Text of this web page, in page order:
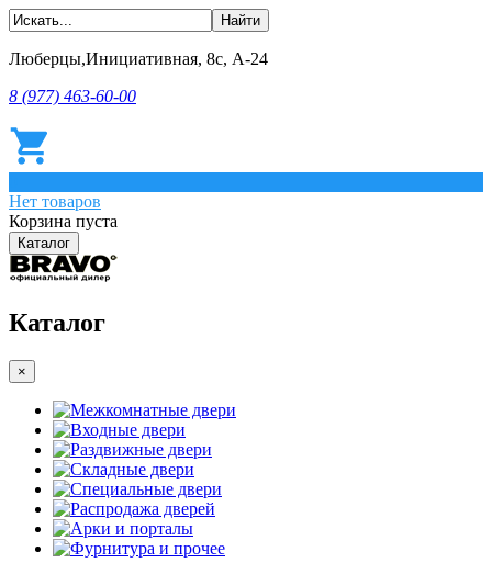
Люберцы,Инициативная, 8с, А-24
8 (977) 463-60-00
Нет товаров
Корзина пуста
Каталог
Каталог
×
Межкомнатные двери
Входные двери
Раздвижные двери
Складные двери
Специальные двери
Распродажа дверей
Арки и порталы
Фурнитура и прочее